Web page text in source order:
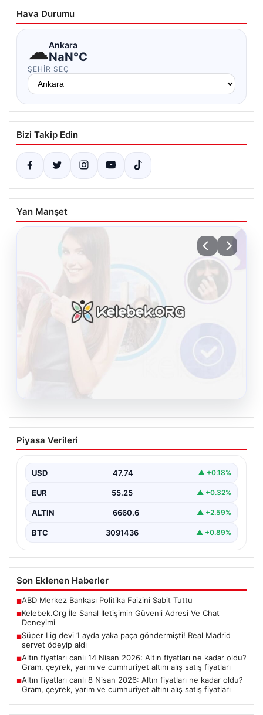
Hava Durumu
☁Ankara
NaN°C
ŞEHIR SEÇ
Bizi Takip Edin
Yan Manşet
Kelebek.Org İle Sanal İletişimin Güvenli
Adresi Ve Chat Deneyimi
kurması büyük bir önem ifade etmektedir. Halen…
Piyasa Verileri
USD 47.74 ▲ +0.18%
EUR 55.25 ▲ +0.32%
ALTIN 6660.6 ▲ +2.59%
BTC 3091436 ▲ +0.89%
Son Eklenen Haberler
■ABD Merkez Bankası Politika Faizini Sabit Tuttu
■Kelebek.Org İle Sanal İletişimin Güvenli Adresi Ve Chat
Deneyimi
■Süper Lig devi 1 ayda yaka paça göndermişti! Real Madrid
servet ödeyip aldı
■Altın fiyatları canlı 14 Nisan 2026: Altın fiyatları ne kadar oldu?
Gram, çeyrek, yarım ve cumhuriyet altını alış satış fiyatları
■Altın fiyatları canlı 8 Nisan 2026: Altın fiyatları ne kadar oldu?
Gram, çeyrek, yarım ve cumhuriyet altını alış satış fiyatları